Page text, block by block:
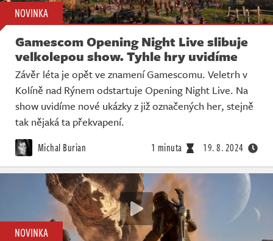
NOVINKA
Gamescom Opening Night Live slibuje
velkolepou show. Tyhle hry uvidíme
Závěr léta je opět ve znamení Gamescomu. Veletrh v
Kolíně nad Rýnem odstartuje Opening Night Live. Na
show uvidíme nové ukázky z již označených her, stejně
tak nějaká ta překvapení.
Michal Burian 1 minuta 19. 8. 2024
NOVINKA